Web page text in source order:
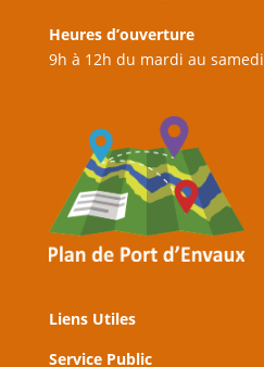
Heures d’ouverture
9h à 12h du mardi au samedi
Liens Utiles
Service Public